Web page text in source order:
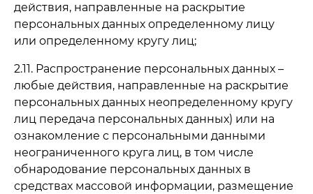
действия, направленные на раскрытие
персональных данных определенному лицу
или определенному кругу лиц;
2.11. Распространение персональных данных –
любые действия, направленные на раскрытие
персональных данных неопределенному кругу
лиц передача персональных данных) или на
ознакомление с персональными данными
неограниченного круга лиц, в том числе
обнародование персональных данных в
средствах массовой информации, размещение